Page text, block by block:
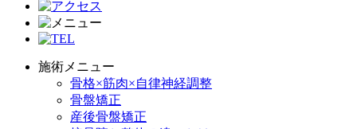
施術メニュー
骨格×筋肉×自律神経調整
骨盤矯正
産後骨盤矯正